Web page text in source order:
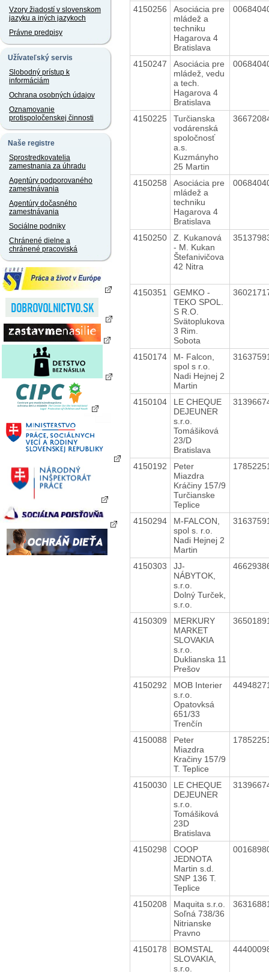
Vzory žiadostí v slovenskom
jazyku a iných jazykoch
Právne predpisy
Užívateľský servis
Slobodný prístup k
informáciám
Ochrana osobných údajov
Oznamovanie
protispoločenskej činnosti
Naše registre
Sprostredkovatelia
zamestnania za úhradu
Agentúry podporovaného
zamestnávania
Agentúry dočasného
zamestnávania
Sociálne podniky
Chránené dielne a
chránené pracoviská
4150256
Asociácia pre
mládež a
techniku
Hagarova 4
Bratislava
4150247
Asociácia pre
mládež, vedu
a tech.
Hagarova 4
Bratislava
4150225
Turčianska
vodárenská
spoločnosť
a.s.
Kuzmányho
25 Martin
4150258
Asociácia pre
mládež a
techniku
Hagarova 4
Bratislava
4150250
Z. Kukanová
- M. Kukan
Štefanivičova
42 Nitra
4150351
GEMKO -
TEKO SPOL.
S R.O.
Svätoplukova
3 Rim.
Sobota
4150174
M- Falcon,
spol s r.o.
Nadi Hejnej 2
Martin
4150104
LE CHEQUE
DEJEUNER
s.r.o.
Tomášiková
23/D
Bratislava
4150192
Peter
Miazdra
Kráčiny 157/9
Turčianske
Teplice
4150294
M-FALCON,
spol s. r.o.
Nadi Hejnej 2
Martin
4150303
JJ-
NÁBYTOK,
s.r.o.
Dolný Turček,
s.r.o.
4150309
MERKURY
MARKET
SLOVAKIA
s.r.o.
Duklianska 11
Prešov
4150292
MOB Interier
s.r.o.
Opatovksá
651/33
Trenčín
4150088
Peter
Miazdra
Kračiny 157/9
T. Teplice
4150030
LE CHEQUE
DEJEUNER
s.r.o.
Tomášiková
23D
Bratislava
4150298
COOP
JEDNOTA
Martin s.d.
SNP 136 T.
Teplice
4150208
Maquita s.r.o.
Soľná 738/36
Nitrianske
Pravno
4150178
BOMSTAL
SLOVAKIA,
s.r.o.